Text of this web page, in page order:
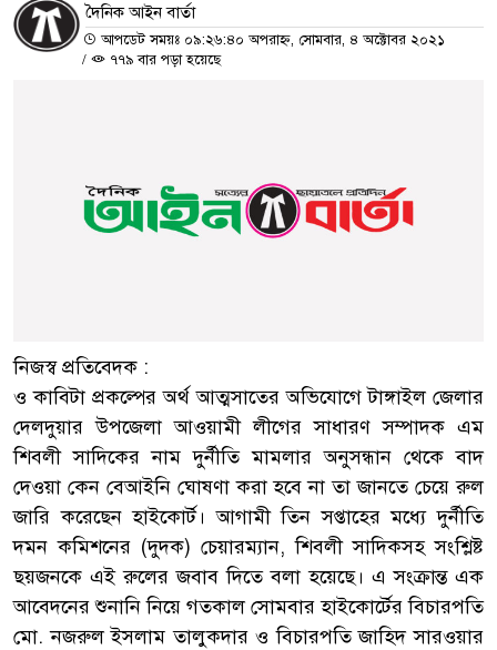
দৈনিক আইন বার্তা
আপডেট সময়ঃ ০৯:২৬:৪০ অপরাহ্ন, সোমবার, ৪ অক্টোবর ২০২১
/
৭৭৯ বার পড়া হয়েছে
নিজস্ব প্রতিবেদক :
ও কাবিটা প্রকল্পের অর্থ আত্মসাতের অভিযোগে টাঙ্গাইল জেলার
দেলদুয়ার উপজেলা আওয়ামী লীগের সাধারণ সম্পাদক এম
শিবলী সাদিকের নাম দুর্নীতি মামলার অনুসন্ধান থেকে বাদ
দেওয়া কেন বেআইনি ঘোষণা করা হবে না তা জানতে চেয়ে রুল
জারি করেছেন হাইকোর্ট। আগামী তিন সপ্তাহের মধ্যে দুর্নীতি
দমন কমিশনের (দুদক) চেয়ারম্যান, শিবলী সাদিকসহ সংশ্লিষ্ট
ছয়জনকে এই রুলের জবাব দিতে বলা হয়েছে। এ সংক্রান্ত এক
আবেদনের শুনানি নিয়ে গতকাল সোমবার হাইকোর্টের বিচারপতি
মো. নজরুল ইসলাম তালুকদার ও বিচারপতি জাহিদ সারওয়ার